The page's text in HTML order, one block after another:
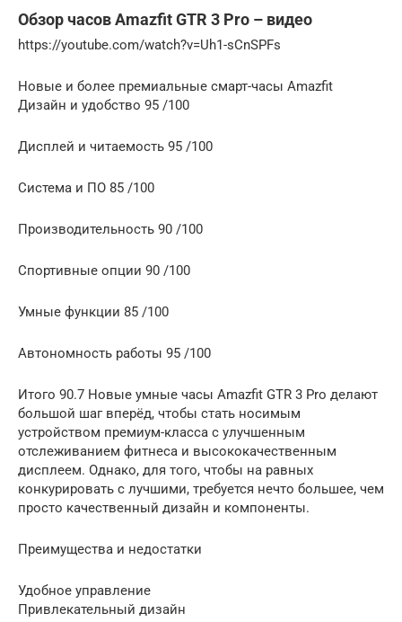
Обзор часов Amazfit GTR 3 Pro – видео
https://youtube.com/watch?v=Uh1-sCnSPFs
Новые и более премиальные смарт-часы Amazfit
Дизайн и удобство 95 /100
Дисплей и читаемость 95 /100
Система и ПО 85 /100
Производительность 90 /100
Спортивные опции 90 /100
Умные функции 85 /100
Автономность работы 95 /100
Итого 90.7 Новые умные часы Amazfit GTR 3 Pro делают
большой шаг вперёд, чтобы стать носимым
устройством премиум-класса с улучшенным
отслеживанием фитнеса и высококачественным
дисплеем. Однако, для того, чтобы на равных
конкурировать с лучшими, требуется нечто большее, чем
просто качественный дизайн и компоненты.
Преимущества и недостатки
Удобное управление
Привлекательный дизайн